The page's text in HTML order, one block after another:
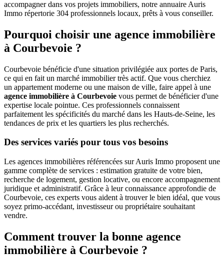
accompagner dans vos projets immobiliers, notre annuaire Auris
Immo répertorie 304 professionnels locaux, prêts à vous conseiller.
Pourquoi choisir une agence immobilière
à Courbevoie ?
Courbevoie bénéficie d'une situation privilégiée aux portes de Paris,
ce qui en fait un marché immobilier très actif. Que vous cherchiez
un appartement moderne ou une maison de ville, faire appel à une
agence immobilière à Courbevoie vous permet de bénéficier d'une
expertise locale pointue. Ces professionnels connaissent
parfaitement les spécificités du marché dans les Hauts-de-Seine, les
tendances de prix et les quartiers les plus recherchés.
Des services variés pour tous vos besoins
Les agences immobilières référencées sur Auris Immo proposent une
gamme complète de services : estimation gratuite de votre bien,
recherche de logement, gestion locative, ou encore accompagnement
juridique et administratif. Grâce à leur connaissance approfondie de
Courbevoie, ces experts vous aident à trouver le bien idéal, que vous
soyez primo-accédant, investisseur ou propriétaire souhaitant
vendre.
Comment trouver la bonne agence
immobilière à Courbevoie ?